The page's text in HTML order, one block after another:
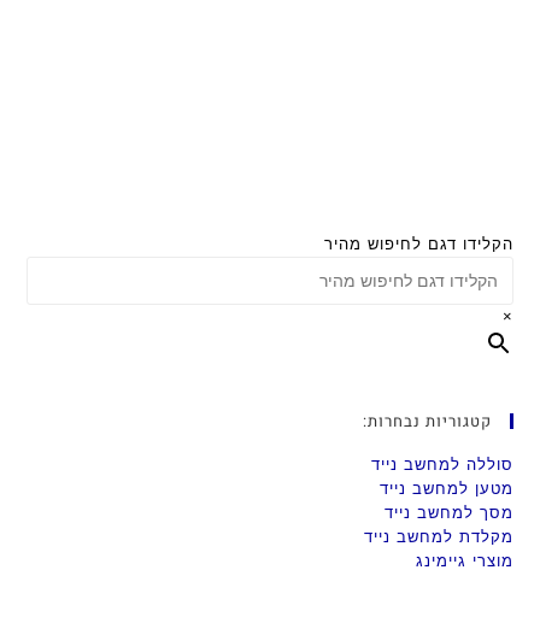
הקלידו דגם לחיפוש מהיר
×
קטגוריות נבחרות:
סוללה למחשב נייד
מטען למחשב נייד
מסך למחשב נייד
מקלדת למחשב נייד
מוצרי גיימינג